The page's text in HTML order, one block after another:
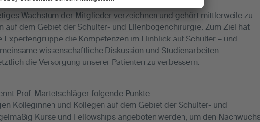
reger Diskussion der aktuellen Therapieoptionen.
Wachstum der Mitglieder verzeichnen und gehört mittlerweile zu
auf dem Gebiet der Schulter- und Ellenbogenchirurgie. Zum Ziel hat
die Kompetenzen im Hinblick auf Schulter – und
wissenschaftliche Diskussion und Studienarbeiten
die Versorgung unserer Patienten zu verbessern.
Prof. Martetschläger folgende Punkte:
Kolleginnen und Kollegen auf dem Gebiet der Schulter- und
Kurse und Fellowships angeboten werden, um den Nachwuchs